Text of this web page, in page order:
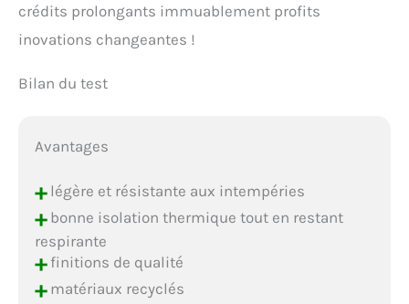
crédits prolongants immuablement profits
inovations changeantes !
Bilan du test
Avantages
+légère et résistante aux intempéries
+bonne isolation thermique tout en restant
respirante
+finitions de qualité
+matériaux recyclés